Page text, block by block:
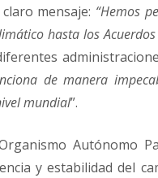
mensaje: “Hemos
hasta los Acuerdos
de manera
mundial”.
Autónomo
y estabilidad del